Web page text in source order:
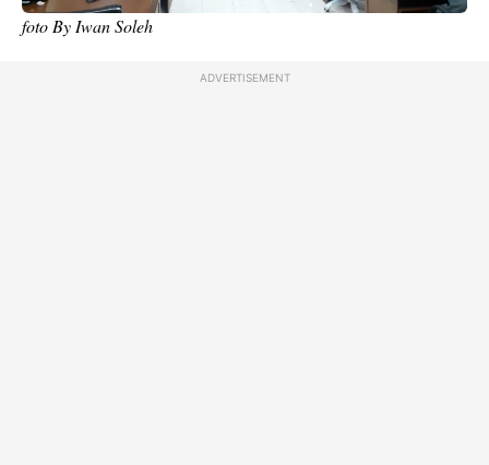
foto By Iwan Soleh
ADVERTISEMENT